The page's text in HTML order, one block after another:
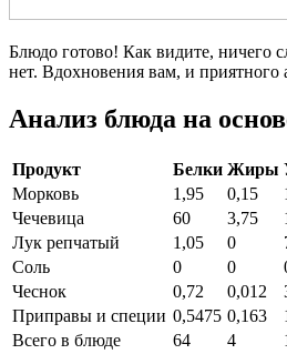
Блюдо готово! Как видите, ничего
нет. Вдохновения вам, и приятного
Анализ блюда на
Продукт Белки Жиры
Морковь
1,95 0,15
Чечевица
60 3,75
Лук репчатый
1,05 0
Соль
0 0
Чеснок
0,72 0,012
Приправы и специи 0,5475 0,163
Всего в блюде
64 4